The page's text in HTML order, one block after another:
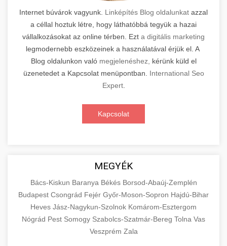
Internet búvárok vagyunk. Linképítés Blog oldalunkat azzal
a céllal hoztuk létre, hogy láthatóbbá tegyük a hazai
vállalkozásokat az online térben. Ezt a digitális marketing
legmodernebb eszközeinek a használatával érjük el. A
Blog oldalunkon való megjelenéshez,
kérünk küld el
üzenetedet a Kapcsolat menüpontban. International Seo
Expert.
Kapcsolat
MEGYÉK
Bács-Kiskun Baranya Békés Borsod-Abaúj-Zemplén
Budapest Csongrád Fejér Győr-Moson-Sopron Hajdú-Bihar
Heves Jász-Nagykun-Szolnok Komárom-Esztergom
Nógrád Pest Somogy Szabolcs-Szatmár-Bereg Tolna Vas
Veszprém Zala